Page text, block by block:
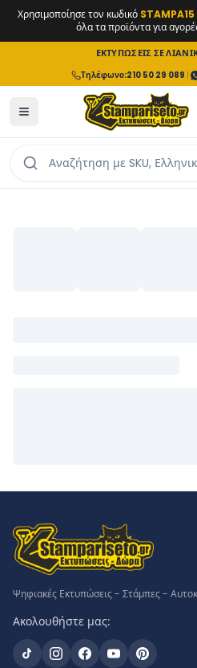
Χρησιμοποίησε τον κωδικό STAMPA15
όλα τα προϊόντα για
ΕΚΤΥΠΩΣΕΙΣ ΣΕ
Τηλέφωνο:210 50 29 089 |
Ψηφιακές Εκτυπώσεις - Στάμπες -
Ακολουθήστε μας: